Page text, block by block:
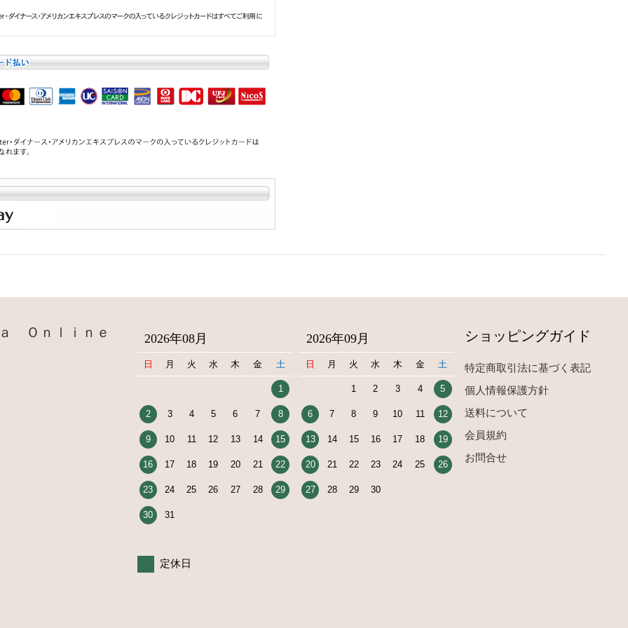
Ｏｎｌｉｎｅ 2026年08月
日 月 火 水 木 金 土
1
2 3 4 5 6 7 8
9 10 11 12 13 14 15
16 17 18 19 20 21 22
23 24 25 26 27 28 29
30 31
2026年09月
日 月 火 水 木 金 土
1 2 3 4 5
6 7 8 9 10 11 12
13 14 15 16 17 18 19
20 21 22 23 24 25 26
27 28 29 30
定休日
ショッピングガイド
特定商取引法に基づく表記
個人情報保護方針
送料について
会員規約
お問合せ